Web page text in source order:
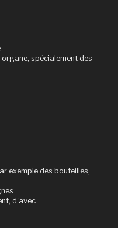
spécialement des
exemple des bouteilles,
d'avec